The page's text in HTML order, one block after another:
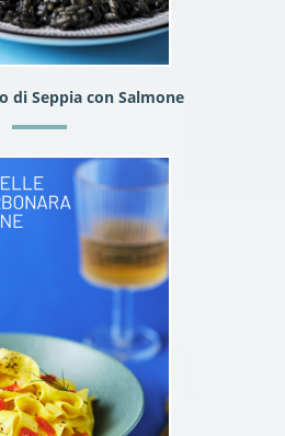
di Seppia con Salmone